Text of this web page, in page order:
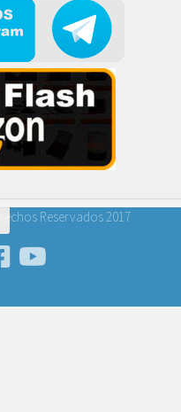
Reservados 2017